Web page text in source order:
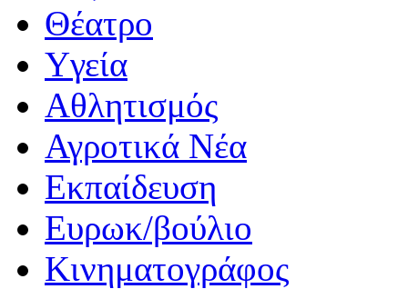
Θέατρο
Yγεία
Αθλητισμός
Αγροτικά Νέα
Εκπαίδευση
Ευρωκ/βούλιο
Κινηματογράφος